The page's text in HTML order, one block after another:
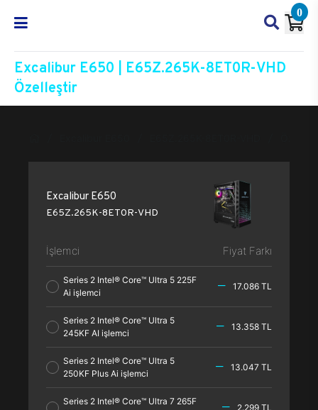
0
Excalibur E650 | E65Z.265K-8ET0R-VHD
Özelleştir
Excalibur E650
E65Z.265K-8ET0R-VHD
İşlemci Fiyat Farkı
Series 2 Intel® Core™ Ultra 5 225F
Ai işlemci
17.086 TL
Series 2 Intel® Core™ Ultra 5
245KF AI işlemci
13.358 TL
Series 2 Intel® Core™ Ultra 5
250KF Plus Ai işlemci
13.047 TL
Series 2 Intel® Core™ Ultra 7 265F
2.299 TL